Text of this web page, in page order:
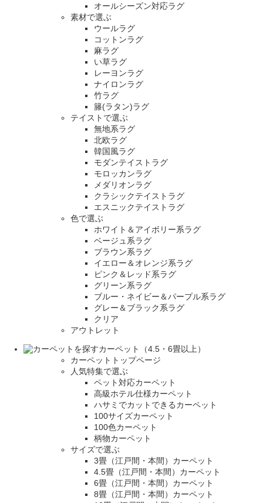
オールシーズン対応ラグ
素材で選ぶ
ウールラグ
コットンラグ
麻ラグ
い草ラグ
レーヨンラグ
ナイロンラグ
竹ラグ
籐(ラタン)ラグ
テイストで選ぶ
無地系ラグ
北欧ラグ
韓国風ラグ
モダンテイストラグ
モロッカンラグ
メダリオンラグ
クラシックテイストラグ
エスニックテイストラグ
色で選ぶ
ホワイト＆アイボリー系ラグ
ベージュ系ラグ
ブラウン系ラグ
イエロー＆オレンジ系ラグ
ピンク＆レッド系ラグ
グリーン系ラグ
ブルー・ネイビー＆パープル系ラグ
グレー＆ブラック系ラグ
クリア
アウトレット
カーペット（4.5・6畳以上）
カーペットトップページ
人気特集で選ぶ
ペット対応カーペット
高級ホテル仕様カーペット
ハサミでカットできるカーペット
100サイズカーペット
100色カーペット
柄物カーペット
サイズで選ぶ
3畳（江戸間・本間）カーペット
4.5畳（江戸間・本間）カーペット
6畳（江戸間・本間）カーペット
8畳（江戸間・本間）カーペット